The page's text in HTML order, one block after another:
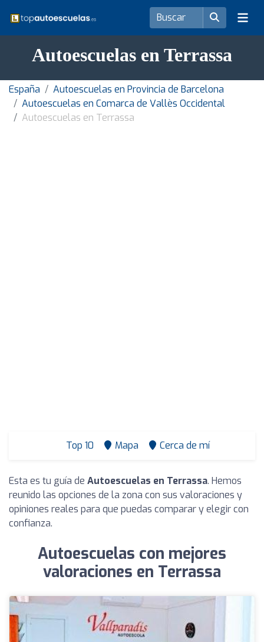
Autoescuelas en Terrassa
España
Autoescuelas en Provincia de Barcelona
Autoescuelas en Comarca de Vallès Occidental
Autoescuelas en Terrassa
Top 10 Mapa Cerca de mí
Esta es tu guía de Autoescuelas en Terrassa. Hemos
reunido las opciones de la zona con sus valoraciones y
opiniones reales para que puedas comparar y elegir con
confianza.
Autoescuelas con mejores
valoraciones en Terrassa